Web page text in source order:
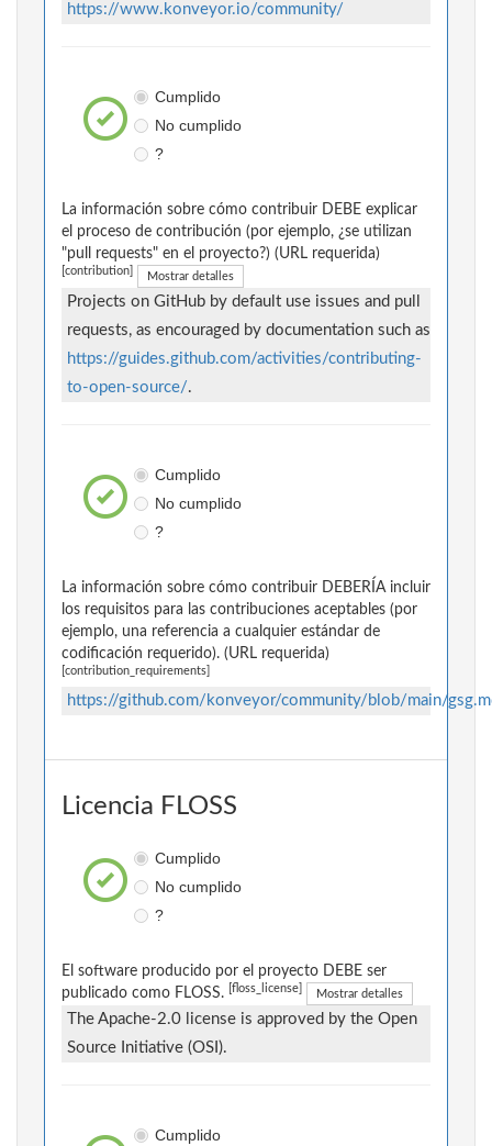
https://www.konveyor.io/community/
Cumplido
No cumplido
?
La información sobre cómo contribuir DEBE explicar
el proceso de contribución (por ejemplo, ¿se utilizan
"pull requests" en el proyecto?) (URL requerida)
[contribution] Mostrar detalles
Projects on GitHub by default use issues and pull
requests, as encouraged by documentation such as
https://guides.github.com/activities/contributing-
to-open-source/.
Cumplido
No cumplido
?
La información sobre cómo contribuir DEBERÍA incluir
los requisitos para las contribuciones aceptables (por
ejemplo, una referencia a cualquier estándar de
codificación requerido). (URL requerida)
[contribution_requirements]
https://github.com/konveyor/community/blob/main/
Licencia FLOSS
Cumplido
No cumplido
?
El software producido por el proyecto DEBE ser
publicado como FLOSS.
[floss_license] Mostrar detalles
The Apache-2.0 license is approved by the Open
Source Initiative (OSI).
Cumplido